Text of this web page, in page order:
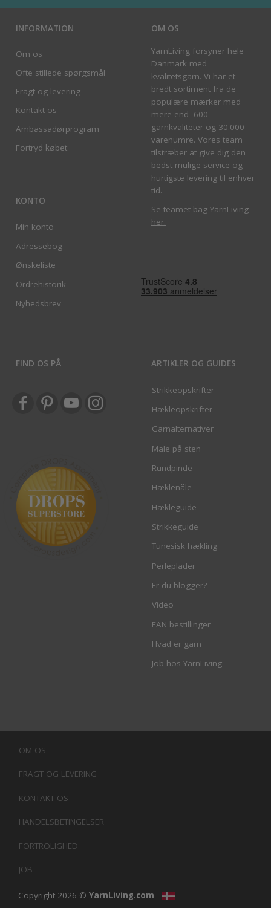
INFORMATION
Om os
Ofte stillede spørgsmål
Fragt og levering
Kontakt os
Ambassadørprogram
Fortryd købet
KONTO
Min konto
Adressebog
Ønskeliste
Ordrehistorik
Nyhedsbrev
OM OS
YarnLiving forsyner hele
Danmark med
kvalitetsgarn. Vi har et
bredt sortiment fra de
populære mærker med
mere end 600
garnkvaliteter og 30.000
varenumre. Vores team
tilstræber at give dig den
bedst mulige service og
hurtigste levering til enhver
tid.
Se teamet bag YarnLiving
her.
FIND OS PÅ ARTIKLER OG GUIDES
Strikkeopskrifter
Hækleopskrifter
Garnalternativer
Male på sten
Rundpinde
Hæklenåle
Hækleguide
Strikkeguide
Tunesisk hækling
Perleplader
Er du blogger?
Video
EAN bestillinger
Hvad er garn
Job hos YarnLiving
OM OS
FRAGT OG LEVERING
KONTAKT OS
HANDELSBETINGELSER
FORTROLIGHED
JOB
Copyright 2026 © YarnLiving.com